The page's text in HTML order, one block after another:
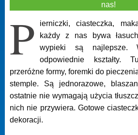
nas!
P
ierniczki, ciasteczka,
każdy z nas bywa
wypieki są najlepsze.
odpowiednie kształty.
przeróżne formy, foremki do
stemple. Są jednorazowe,
ostatnie nie wymagają użycia
nich nie przywiera. Gotowe
dekoracji.